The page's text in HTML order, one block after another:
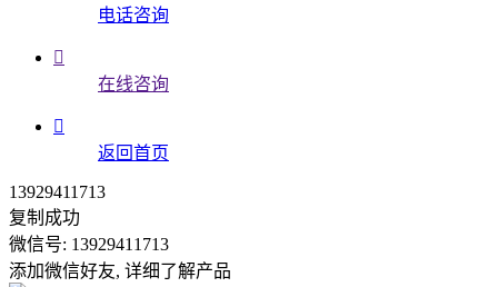
电话咨询

在线咨询

返回首页
13929411713
复制成功
微信号: 13929411713
添加微信好友, 详细了解产品